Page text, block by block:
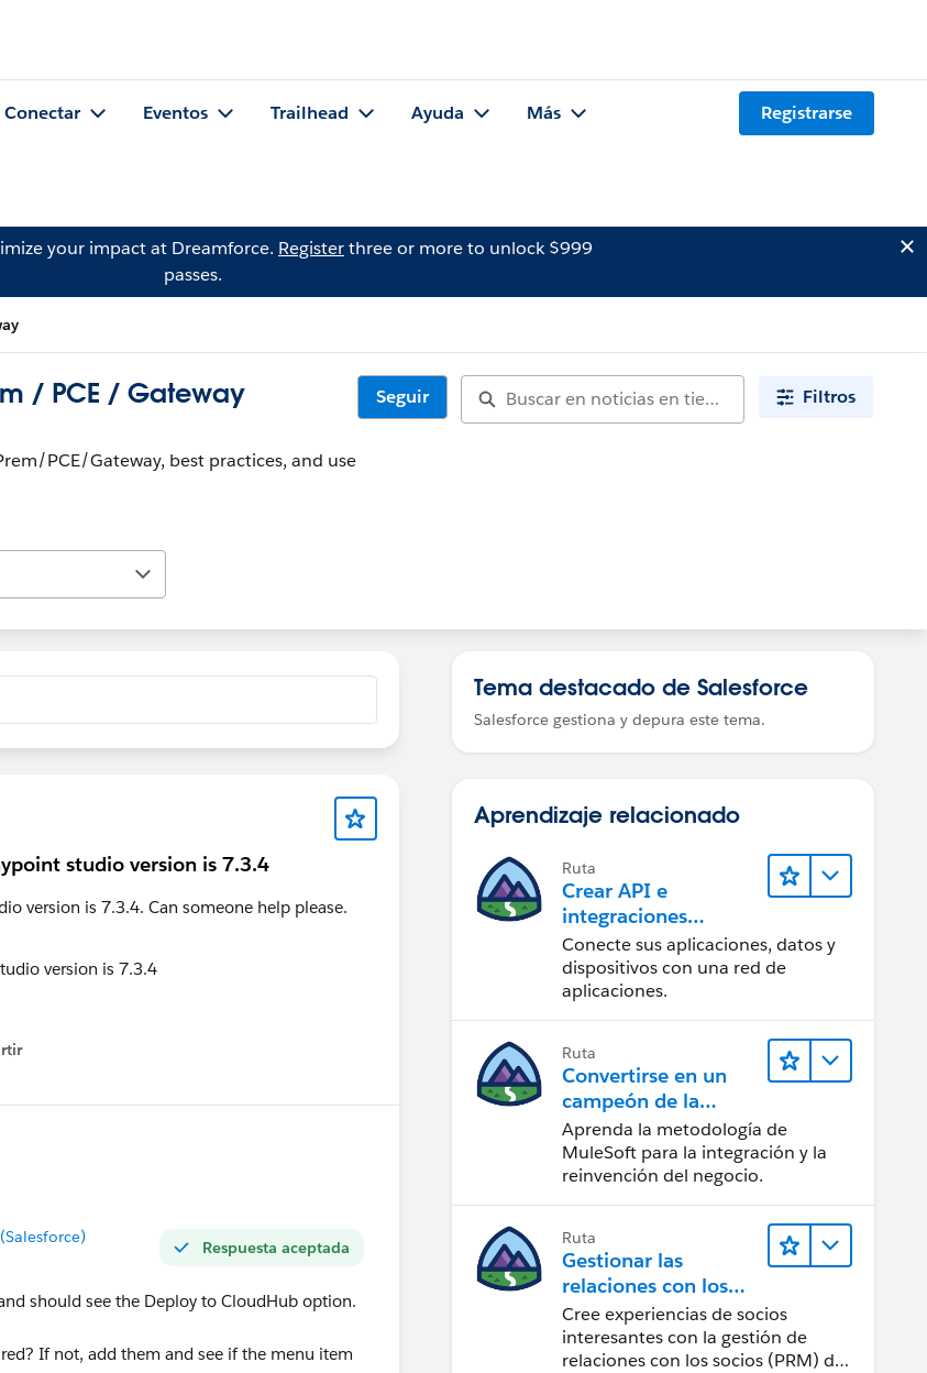
Conectar Eventos Trailhead Ayuda Más Registrarse
your impact at Dreamforce. Registerthree or more to unlock $999
passes.
/ PCE / Gateway
PCE/Gateway, best practices, and use
Seguir Filtros
studio version is 7.3.4
version is 7.3.4. Can someone help please.
Respuesta aceptada
should see the Deploy to CloudHub option.
If not, add them and see if the menu item
Tema destacado de Salesforce
Salesforce gestiona y depura este tema.
Aprendizaje relacionado
Ruta
Crear API e
integraciones
increíbles con
MuleSoft
Conecte sus aplicaciones, datos y
dispositivos con una red de
aplicaciones.
Ruta
Convertirse en un
campeón de la
integración
Aprenda la metodología de
MuleSoft para la integración y la
reinvención del negocio.
Ruta
Gestionar las
relaciones con los
socios con Sales
Cloud PRM
Cree experiencias de socios
interesantes con la gestión de
relaciones con los socios (PRM) de